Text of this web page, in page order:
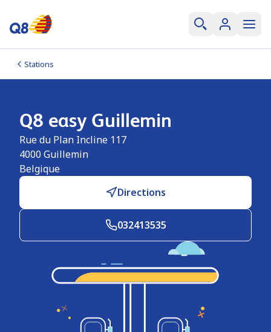
Stations
Q8 easy Guillemin
Rue du Plan Incline 117
4000 Guillemin
Belgique
Directions
032413535